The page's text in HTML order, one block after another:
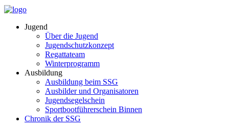
Jugend
Über die Jugend
Jugendschutzkonzept
Regattateam
Winterprogramm
Ausbildung
Ausbildung beim SSG
Ausbilder und Organisatoren
Jugendsegelschein
Sportbootführerschein Binnen
Chronik der SSG